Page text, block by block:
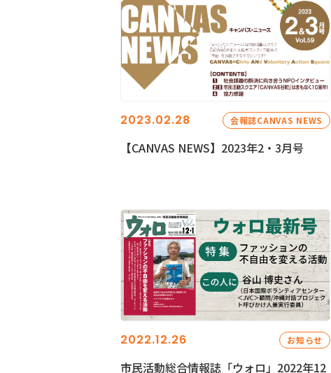
2023.02.28 会報誌CANVAS NEWS
【CANVAS NEWS】2023年2・3月号
2022.12.26 お知らせ
市民活動総合情報誌「ウォロ」2022年12